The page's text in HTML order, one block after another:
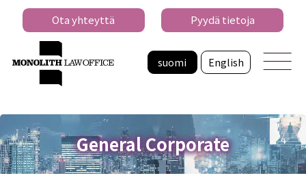
suomi English
Ota yhteyttä Pyydä tietoja
General Corporate